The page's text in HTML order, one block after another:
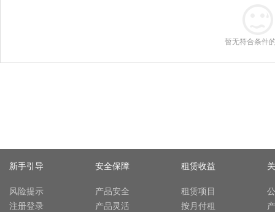
暂无符合条件
新手引导
风险提示
注册登录
安全保障
产品安全
产品灵活
租赁收益
租赁项目
按月付租